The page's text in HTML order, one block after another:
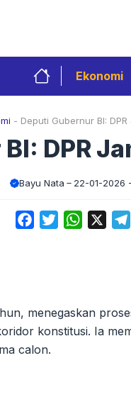
Ekonomi
- Deputi Gubernur BI:
DPR
Bayu Nata 22-01-2026
FacebookTwitterWhatsApp
menegaskan
konstitusi. Ia
calon.